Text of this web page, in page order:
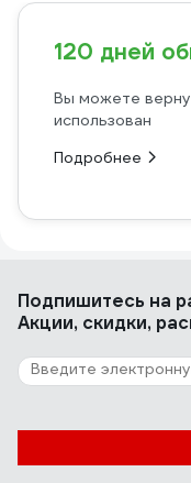
120 дней
Вы можете
использован
Подробнее
Подпишитесь на
Акции, скидки,